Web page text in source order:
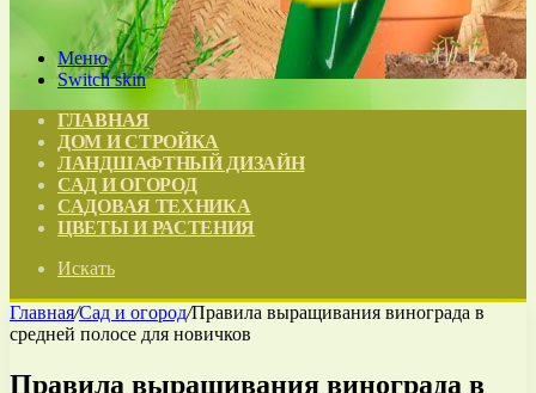
Меню
Switch skin
ГЛАВНАЯ
ДОМ И СТРОЙКА
ЛАНДШАФТНЫЙ ДИЗАЙН
САД И ОГОРОД
САДОВАЯ ТЕХНИКА
ЦВЕТЫ И РАСТЕНИЯ
Искать
Главная/Сад и огород/Правила выращивания винограда в
средней полосе для новичков
Правила выращивания винограда в